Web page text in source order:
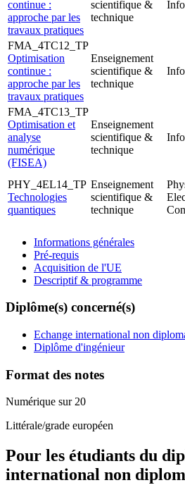
continue :
approche par les
travaux pratiques
scientifique &
technique
FMA_4TC12_TP
Optimisation
continue :
approche par les
travaux pratiques
Enseignement
scientifique &
technique
FMA_4TC13_TP
Optimisation et
analyse
numérique
(FISEA)
Enseignement
scientifique &
technique
PHY_4EL14_TP
Technologies
quantiques
Enseignement
scientifique &
technique
Informations générales
Pré-requis
Acquisition de l'UE
Descriptif & programme
Diplôme(s) concerné(s)
Echange international non
Diplôme d'ingénieur
Format des notes
Numérique sur 20
Littérale/grade européen
Pour les étudiants du
international non